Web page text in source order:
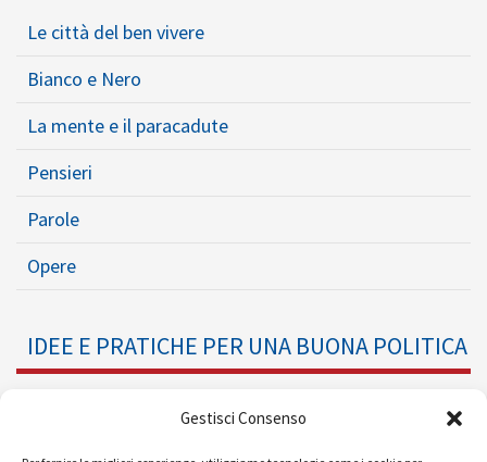
Gestisci Consenso
Le città del ben vivere
Bianco e Nero
La mente e il paracadute
Pensieri
Parole
Opere
IDEE E PRATICHE PER UNA BUONA POLITICA